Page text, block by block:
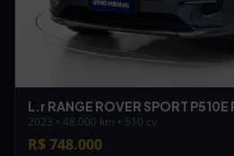
L.r RANGE ROVER SPORT P510E
2023 • 48.000 km • 510 cv
R$ 748.000